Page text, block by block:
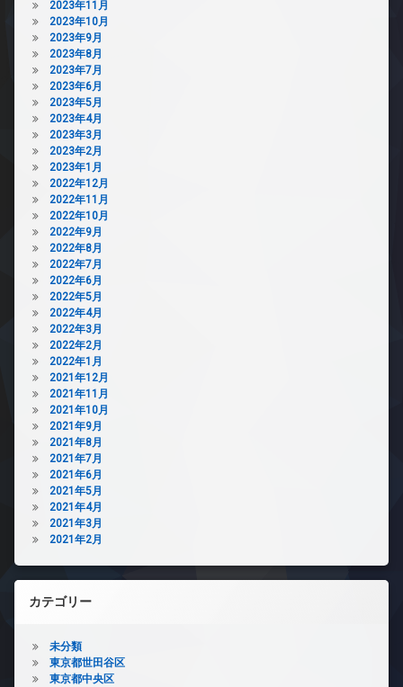
2023年11月
2023年10月
2023年9月
2023年8月
2023年7月
2023年6月
2023年5月
2023年4月
2023年3月
2023年2月
2023年1月
2022年12月
2022年11月
2022年10月
2022年9月
2022年8月
2022年7月
2022年6月
2022年5月
2022年4月
2022年3月
2022年2月
2022年1月
2021年12月
2021年11月
2021年10月
2021年9月
2021年8月
2021年7月
2021年6月
2021年5月
2021年4月
2021年3月
2021年2月
カテゴリー
未分類
東京都世田谷区
東京都中央区